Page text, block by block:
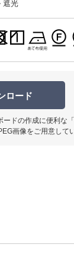
遮光
ロード
ードの作成に便利な
画像をご用意して